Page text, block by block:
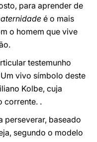
para aprender de
é o mais
o homem que vive
testemunho
vivo símbolo deste
Kolbe, cuja
corrente. .
perseverar, baseado
segundo o modelo